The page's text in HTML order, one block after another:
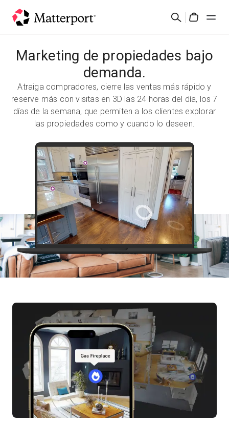
Buscar
Soluciones
Productos
Precios
Recursos
Novedades
Contacto
Iniciar sesión
Prueba gratuita
ES
Marketing de propiedades bajo
demanda.
Atraiga compradores, cierre las ventas más rápido y
reserve más con visitas en 3D las 24 horas del día, los 7
días de la semana, que permiten a los clientes explorar
las propiedades como y cuando lo deseen.